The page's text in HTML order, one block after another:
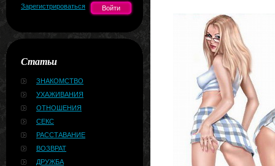
Зарегистрироваться
Статьи
ЗНАКОМСТВО
УХАЖИВАНИЯ
ОТНОШЕНИЯ
СЕКС
РАССТАВАНИЕ
ВОЗВРАТ
ДРУЖБА